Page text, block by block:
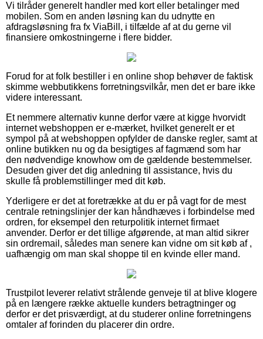
Vi tilråder generelt handler med kort eller betalinger med
mobilen. Som en anden løsning kan du udnytte en
afdragsløsning fra fx ViaBill, i tilfælde af at du gerne vil
finansiere omkostningerne i flere bidder.
Forud for at folk bestiller i en online shop behøver de faktisk
skimme webbutikkens forretningsvilkår, men det er bare ikke
videre interessant.
Et nemmere alternativ kunne derfor være at kigge hvorvidt
internet webshoppen er e-mærket, hvilket generelt er et
sympol på at webshoppen opfylder de danske regler, samt at
online butikken nu og da besigtiges af fagmænd som har
den nødvendige knowhow om de gældende bestemmelser.
Desuden giver det dig anledning til assistance, hvis du
skulle få problemstillinger med dit køb.
Yderligere er det at foretrække at du er på vagt for de mest
centrale retningslinjer der kan håndhæves i forbindelse med
ordren, for eksempel den returpolitik internet firmaet
anvender. Derfor er det tillige afgørende, at man altid sikrer
sin ordremail, således man senere kan vidne om sit køb af ,
uafhængig om man skal shoppe til en kvinde eller mand.
Trustpilot leverer relativt strålende genveje til at blive klogere
på en længere række aktuelle kunders betragtninger og
derfor er det prisværdigt, at du studerer online forretningens
omtaler af forinden du placerer din ordre.